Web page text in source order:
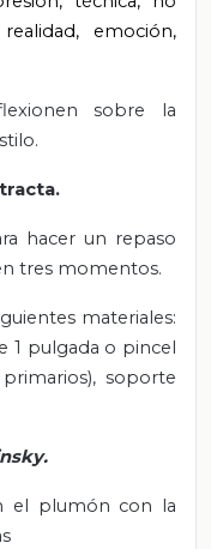
emoción,
sobre la
hacer un repaso
tres momentos.
materiales:
1 pulgada o pincel
soporte
el plumón con la